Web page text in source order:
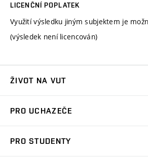
LICENČNÍ POPLATEK
Využití výsledku jiným subjektem je
(výsledek není licencován)
ŽIVOT NA VUT
Koleje
PRO UCHAZEČE
PRO STUDENTY